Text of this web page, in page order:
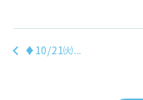
♦10/21㈫...